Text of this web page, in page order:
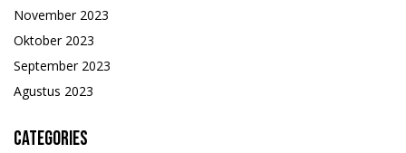
November 2023
Oktober 2023
September 2023
Agustus 2023
Categories